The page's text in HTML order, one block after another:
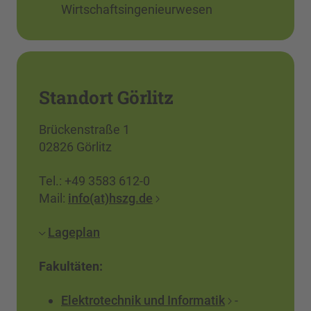
Wirtschaftsingenieurwesen
Standort Görlitz
Brückenstraße 1
02826 Görlitz
Tel.: +49 3583 612-0
Mail: info(at)hszg.de
Lageplan
Fakultäten:
Elektrotechnik und Informatik
-